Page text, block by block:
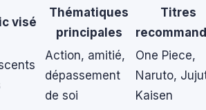
visé
Thématiques
principales
Titres
Action, amitié,
dépassement
de soi
One Piece,
Naruto,
Kaisen